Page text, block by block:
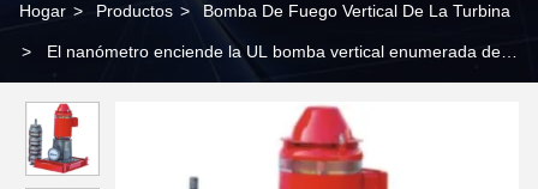
Hogar > Productos > Bomba De Fuego Vertical De La Turbina
> El nanómetro enciende la UL bomba vertical enumerada de la